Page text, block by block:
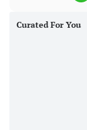
Curated For You